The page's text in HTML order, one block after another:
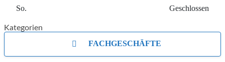
So.
Geschlossen
Kategorien
FACHGESCHÄFTE